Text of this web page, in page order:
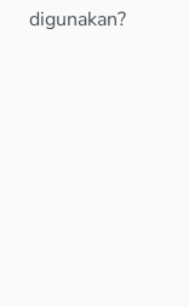
digunakan?